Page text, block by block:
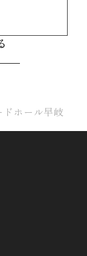
ドホール早岐